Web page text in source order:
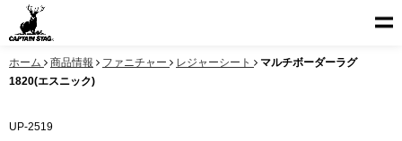
ホーム 商品情報 ファニチャー レジャーシート
マルチボーダーラグ
1820(エスニック)
UP-2519